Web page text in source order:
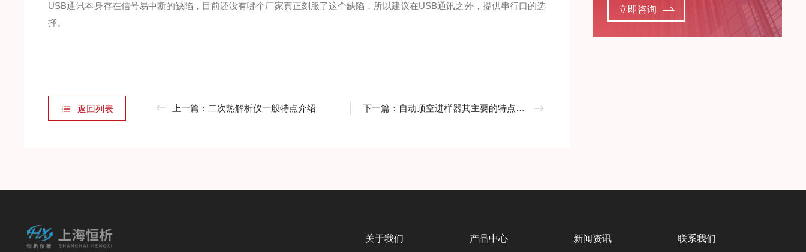
USB通讯本身存在信号易中断的缺陷，目前还没有哪个厂家真正刻服了这个缺陷，所以建议在USB通讯之外，提供串行口的选
择。
返回列表 上一篇： 二次热解析仪一般特点介绍 下一篇： 自动顶空进样器其主要的特点如下
立即咨询
关于我们 产品中心 新闻资讯 联系我们